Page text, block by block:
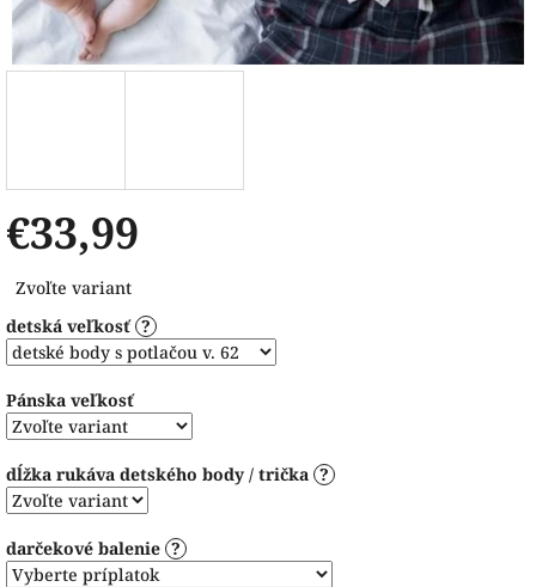
€33,99
cena:
Zvoľte variant
detská veľkosť ?
Pánska veľkosť
dĺžka rukáva detského body / trička ?
darčekové balenie ?